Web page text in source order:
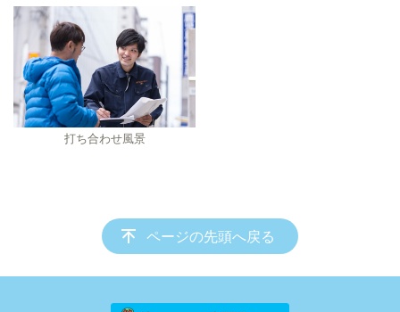
打ち合わせ風景
ページの先頭へ戻る